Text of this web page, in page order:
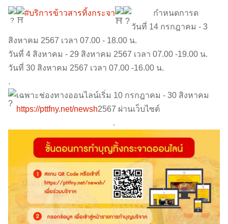
กำหนดการ
#บริการข้าวสารทิ้งกระจา
ด
วันที่ 14 กรกฎาคม - 3
สิงหาคม 2567 เวลา 07.00 - 18.00 น.
วันที่ 4 สิงหาคม - 29 สิงหาคม 2567 เวลา 07.00 -19.00 น.
วันที่ 30 สิงหาคม 2567 เวลา 07.00 -16.00 น.
.
เฉพาะช่องทางออนไลน์เริ่ม 10 กรกฎาคม - 30 สิงหาคม
2567 ผ่านเว็บไซต์
https://pttfny.net/newsh
.